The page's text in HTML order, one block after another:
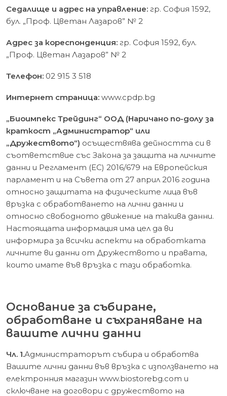
Седалище и адрес на управление: гр. София 1592,
бул. „Проф. Цветан Лазаров” № 2
Адрес за кореспонденция: гр. София 1592, бул.
„Проф. Цветан Лазаров” № 2
Телефон: 02 915 3 518
Интернет страница: www.cpdp.bg
„Биоимпекс Трейдинг“ ООД (Наричано по-долу за
краткост „Администратор“ или
„Дружеството“) осъществява дейността си в
съответствие със Закона за защита на личните
данни и Регламент (ЕС) 2016/679 на Европейския
парламент и на Съвета от 27 април 2016 година
относно защитата на физическите лица във
връзка с обработването на лични данни и
относно свободното движение на такива данни.
Настоящата информация има цел да ви
информира за всички аспекти на обработката
личните ви данни от Дружеството и правата,
които имате във връзка с тази обработка.
Основание за събиране,
обработване и съхраняване на
вашите лични данни
Чл. 1.Администраторът събира и обработва
Вашите лични данни във връзка с използването на
електронния магазин www.biostorebg.com и
сключване на договори с дружеството на